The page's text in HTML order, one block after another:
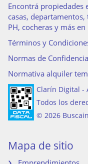
Encontrá propiedades
casas,
PH, cocheras y más
Términos y
Normas de
Normativa alquiler
Clarín Digital -
Todos los
© 2026
Mapa de sitio